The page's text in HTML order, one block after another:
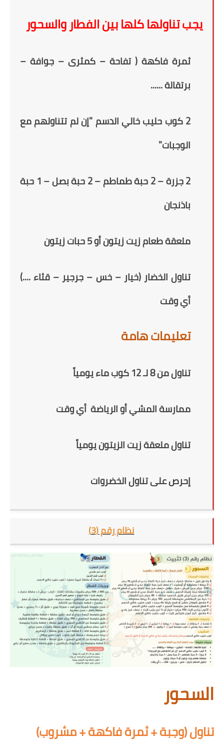
يجب تناولها كلها بين الفطار والسحور
ثمرة فاكهة ( تفاحة – كمثرى – جوافة –
برتقالة ......
2 كوب حليب خالي الدسم "إن لم تتناولهم مع
الوجبات"
2 جزرة – 2 حبة طماطم – 2 حبة بصل – 1 حبة
باذنجان
ملعقة طعام زيت زيتون أو 5 حبات زيتون
تناول الخضار (خيار – خس – جرجير – قثاء ....)
أي وقت
تعليمات هامة
تناول من 8 لـ 12 كوب ماء يومياً
ممارسة المشي أو الرياضة أي وقت
تناول ملعقة زيت الزيتون يومياً
إحرص على تناول الخضروات
نظام رقم (3)
السحور
تناول (وجبة + ثمرة فاكهة + مشروب)